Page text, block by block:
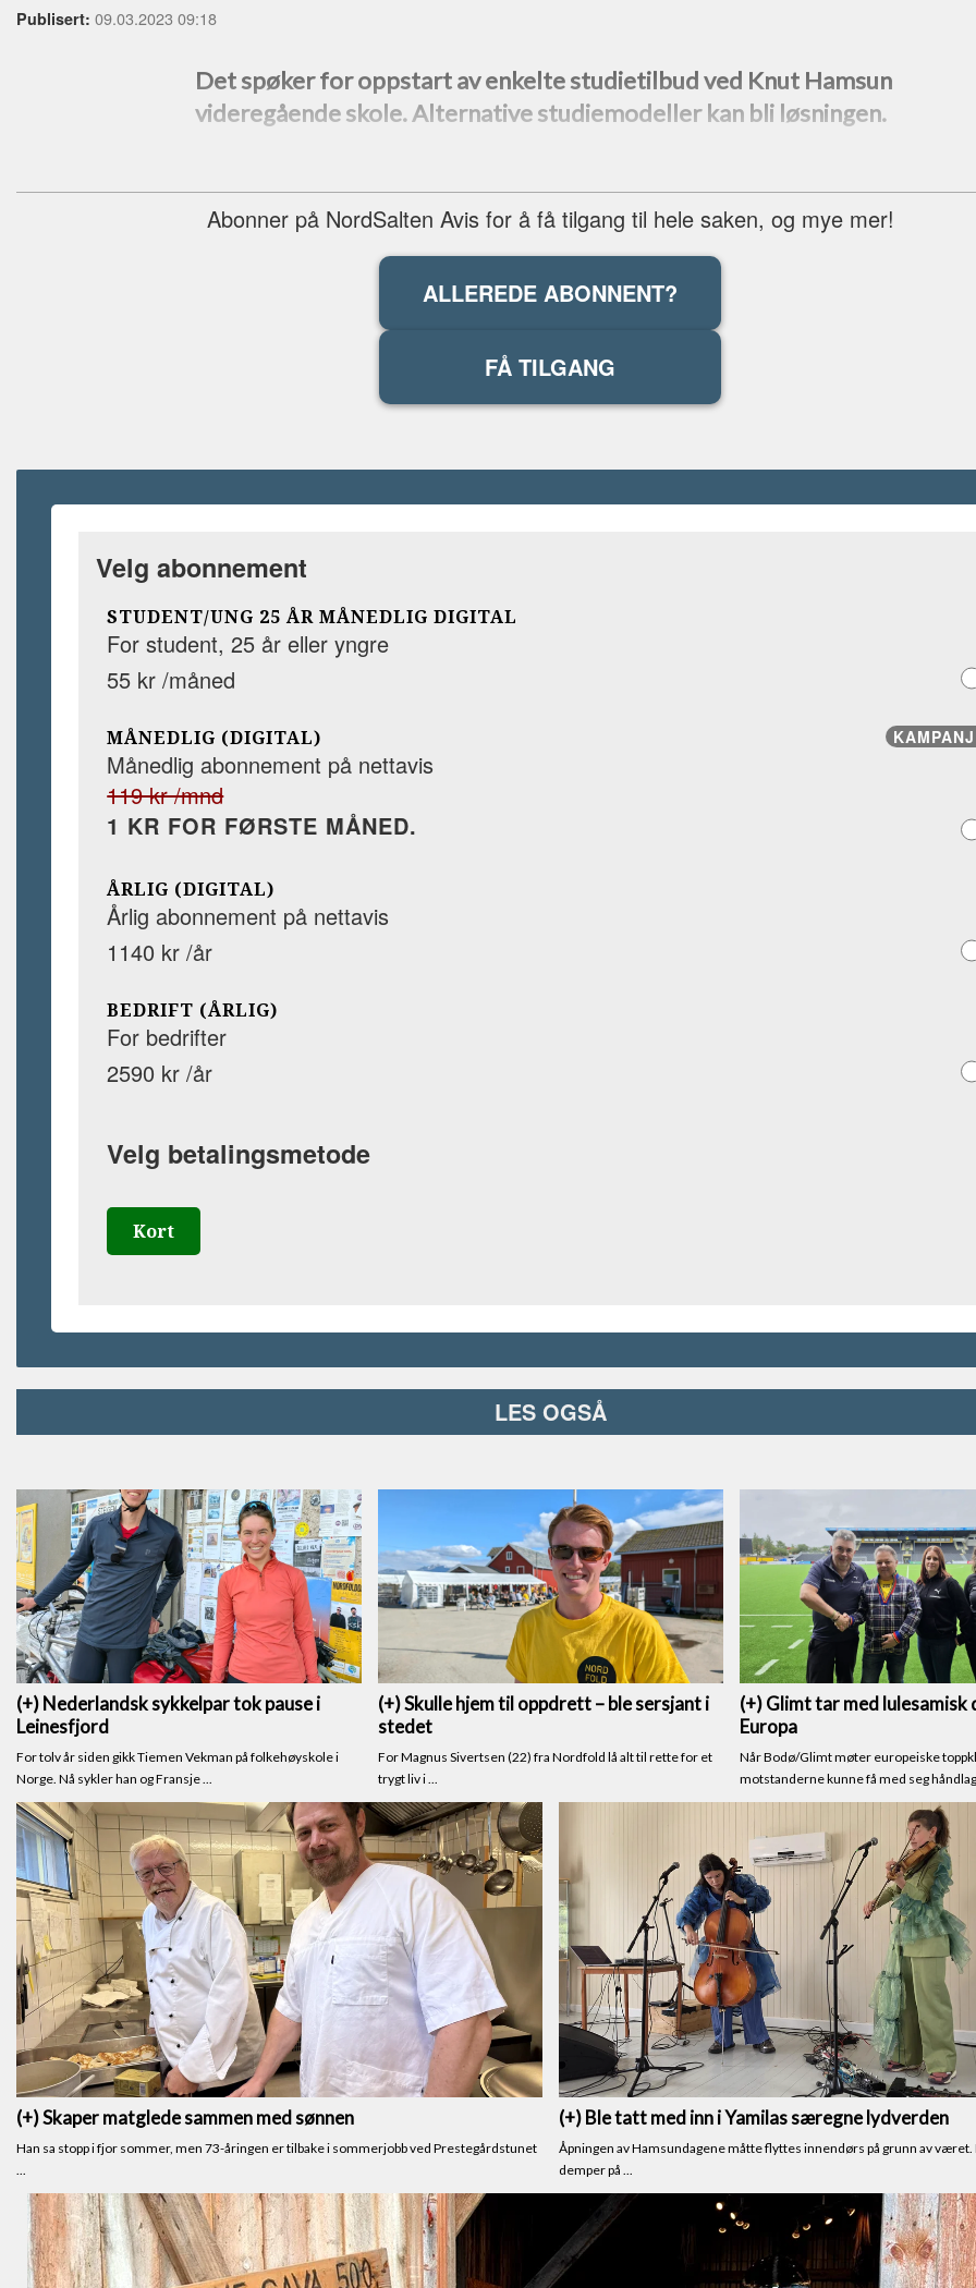
Publisert: 09.03.2023 09:18
Det spøker for oppstart av enkelte studietilbud ved Knut Hamsun
videregående skole. Alternative studiemodeller kan bli løsningen.
Abonner på NordSalten Avis for å få tilgang til hele saken, og mye mer!
ALLEREDE ABONNENT?
FÅ TILGANG
Velg abonnement
STUDENT/UNG 25 ÅR MÅNEDLIG DIGITAL
For student, 25 år eller yngre
55 kr /måned
MÅNEDLIG (DIGITAL)
Månedlig abonnement på nettavis
119 kr /mnd
1 KR FOR FØRSTE MÅNED.
ÅRLIG (DIGITAL)
Årlig abonnement på nettavis
1140 kr /år
BEDRIFT (ÅRLIG)
For bedrifter
2590 kr /år
Velg betalingsmetode
Kort
LES OGSÅ